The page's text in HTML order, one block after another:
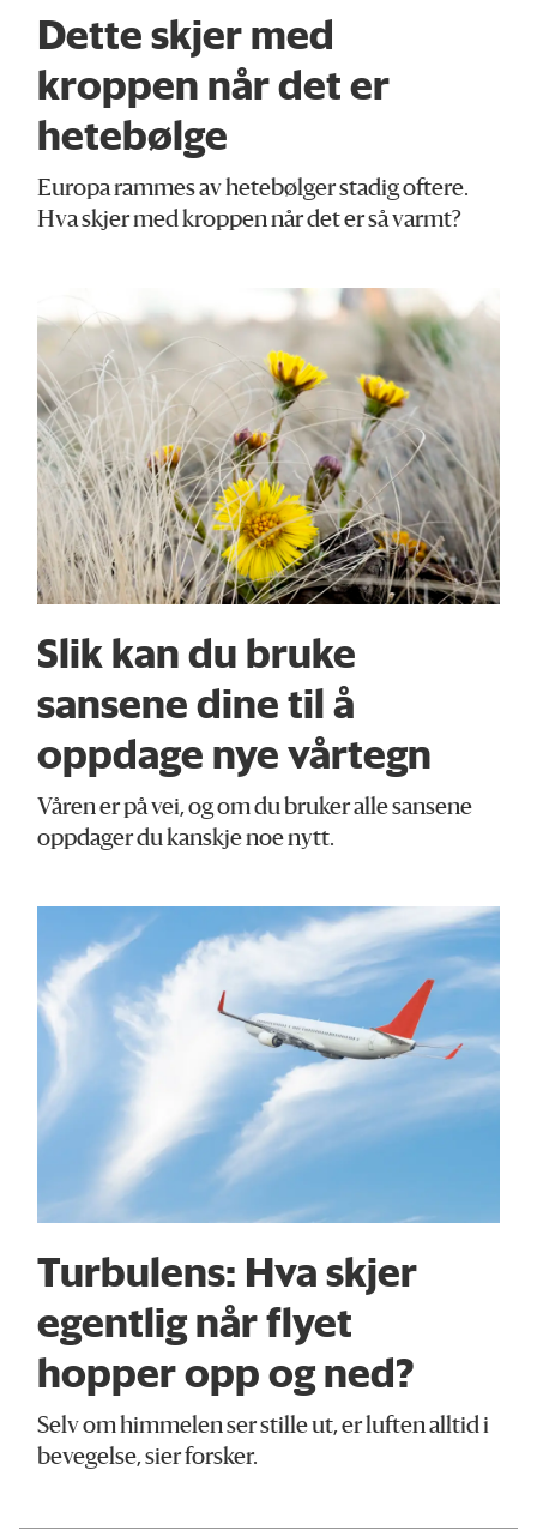
Dette skjer med
kroppen når det er
hetebølge
Europa rammes av hetebølger stadig oftere.
Hva skjer med kroppen når det er så varmt?
Slik kan du bruke
sansene dine til å
oppdage nye vårtegn
Våren er på vei, og om du bruker alle sansene
oppdager du kanskje noe nytt.
Turbulens: Hva skjer
egentlig når flyet
hopper opp og ned?
Selv om himmelen ser stille ut, er luften alltid i
bevegelse, sier forsker.